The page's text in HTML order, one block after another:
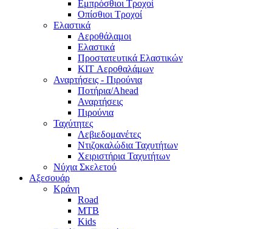
Εμπρόσθιοι Τροχοί
Οπίσθιοι Τροχοί
Ελαστικά
Αεροθάλαμοι
Ελαστικά
Προστατευτικά Ελαστικών
KIT Αεροθαλάμων
Αναρτήσεις - Πιρούνια
Ποτήρια/Ahead
Αναρτήσεις
Πιρούνια
Ταχύτητες
Λεβιεδομανέτες
Ντιζοκαλώδια Ταχυτήτων
Χειριστήρια Ταχυτήτων
Νύχια Σκελετού
Αξεσουάρ
Κράνη
Road
MTB
Kids